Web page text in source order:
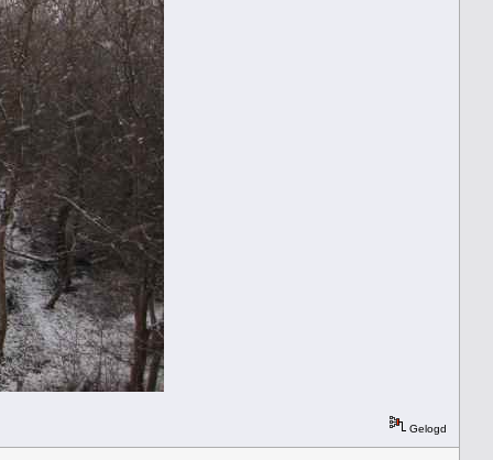
Gelogd